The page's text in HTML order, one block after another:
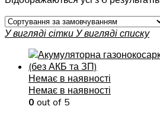
У вигляді сітки У вигляді списку
Немає в наявності
Немає в наявності
0 out of 5